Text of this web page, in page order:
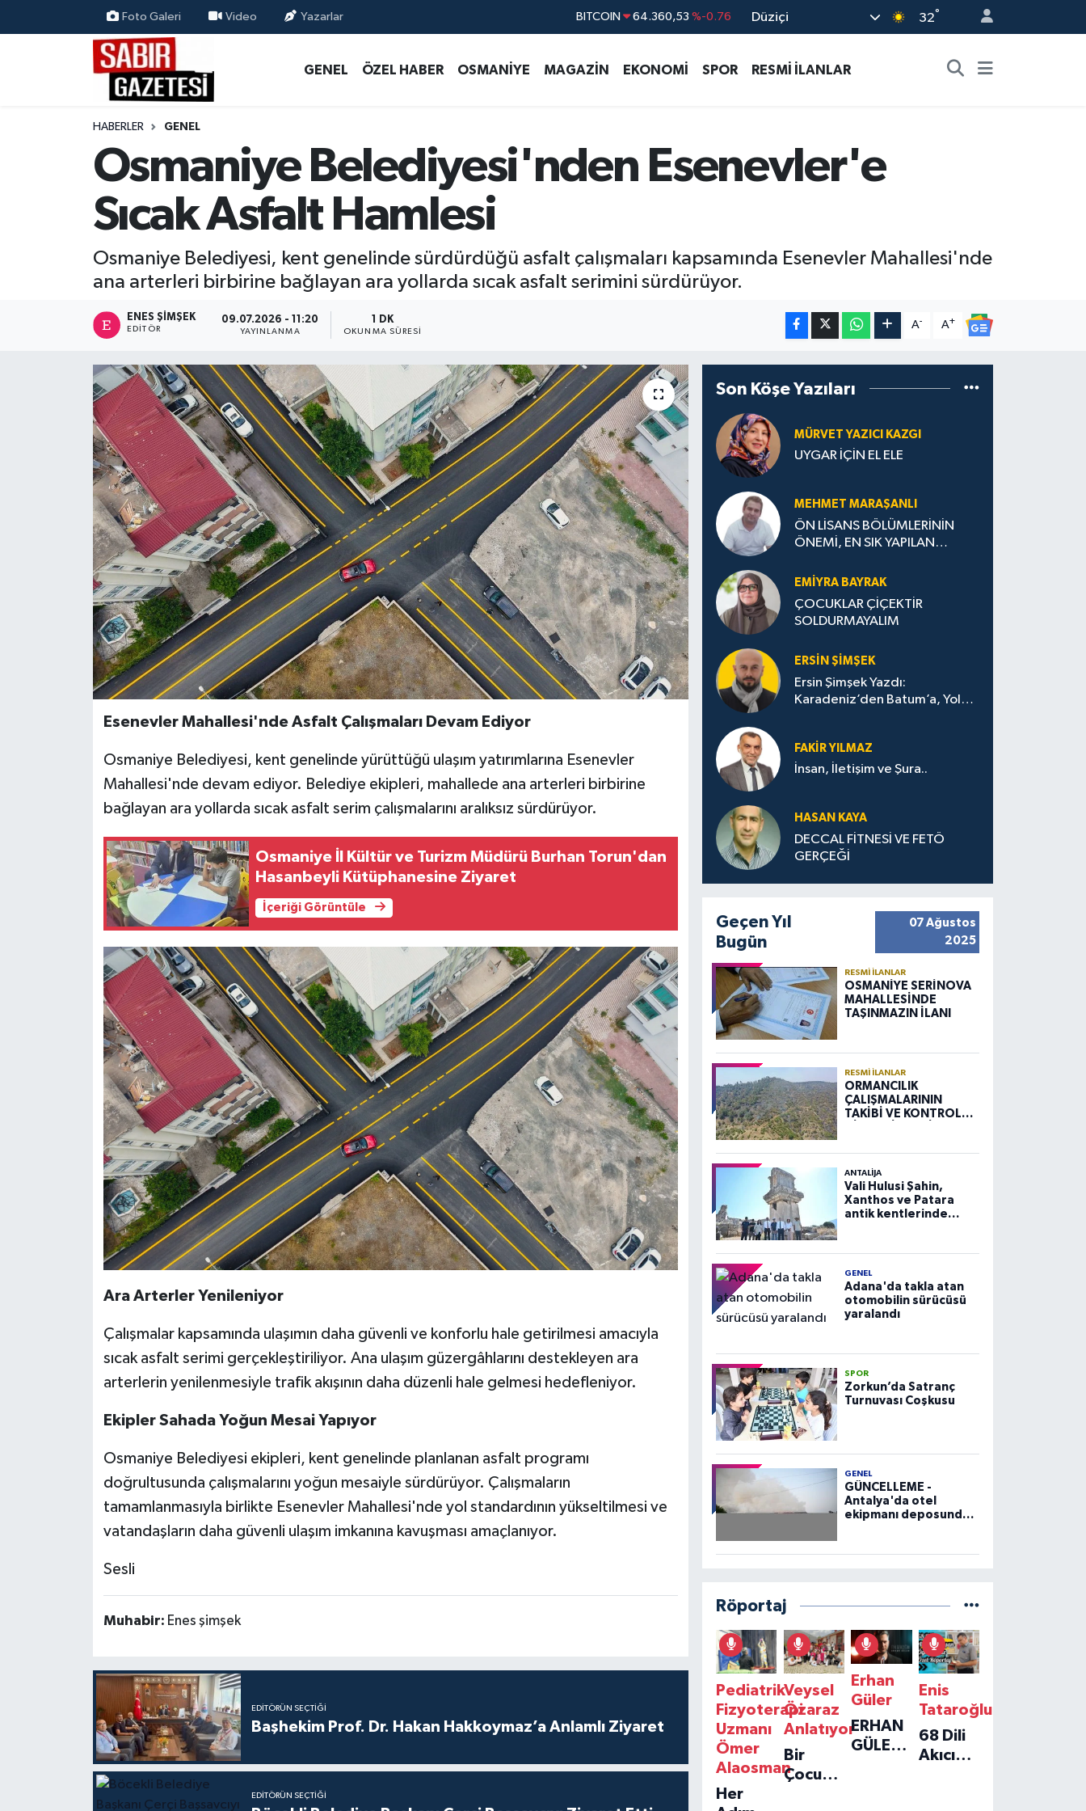
Foto Galeri Video Yazarlar DOLAR 47,7069 %0.17
STERLİN 64,1897 %0.02
BITCOIN 64.360,53 %-0.76
Düziçi 32°
GENEL ÖZEL HABER OSMANİYE MAGAZİN EKONOMİ SPOR RESMİ İLANLAR
HABERLER GENEL
Osmaniye Belediyesi'nden Esenevler'e
Sıcak Asfalt Hamlesi
Osmaniye Belediyesi, kent genelinde sürdürdüğü asfalt çalışmaları kapsamında Esenevler Mahallesi'nde
ana arterleri birbirine bağlayan ara yollarda sıcak asfalt serimini sürdürüyor.
ENES ŞIMŞEK
EDITÖR
09.07.2026 - 11:20
YAYINLANMA
1 DK
OKUNMA SÜRESI
A- A+
Esenevler Mahallesi'nde Asfalt Çalışmaları Devam Ediyor
Osmaniye Belediyesi, kent genelinde yürüttüğü ulaşım yatırımlarına Esenevler
Mahallesi'nde devam ediyor. Belediye ekipleri, mahallede ana arterleri birbirine
bağlayan ara yollarda sıcak asfalt serim çalışmalarını aralıksız sürdürüyor.
Osmaniye İl Kültür ve Turizm Müdürü Burhan Torun'dan
Hasanbeyli Kütüphanesine Ziyaret
İçeriği Görüntüle
Ara Arterler Yenileniyor
Çalışmalar kapsamında ulaşımın daha güvenli ve konforlu hale getirilmesi amacıyla
sıcak asfalt serimi gerçekleştiriliyor. Ana ulaşım güzergâhlarını destekleyen ara
arterlerin yenilenmesiyle trafik akışının daha düzenli hale gelmesi hedefleniyor.
Ekipler Sahada Yoğun Mesai Yapıyor
Osmaniye Belediyesi ekipleri, kent genelinde planlanan asfalt programı
doğrultusunda çalışmalarını yoğun mesaiyle sürdürüyor. Çalışmaların
tamamlanmasıyla birlikte Esenevler Mahallesi'nde yol standardının yükseltilmesi ve
vatandaşların daha güvenli ulaşım imkanına kavuşması amaçlanıyor.
Sesli
Muhabir: Enes şimşek
EDITÖRÜN SEÇTIĞI
Başhekim Prof. Dr. Hakan Hakkoymaz’a Anlamlı Ziyaret
EDITÖRÜN SEÇTIĞI
Son Köşe Yazıları
MÜRVET YAZICI KAZGI
UYGAR İÇİN EL ELE
MEHMET MARAŞANLI
ÖN LİSANS BÖLÜMLERİNİN
ÖNEMİ, EN SIK YAPILAN
STRATEJİLERİ
EMIYRA BAYRAK
ÇOCUKLAR ÇİÇEKTİR
SOLDURMAYALIM
ERSIN ŞIMŞEK
Ersin Şimşek Yazdı:
Karadeniz’den Batum’a, Yolun
FAKIR YILMAZ
İnsan, İletişim ve Şura..
HASAN KAYA
DECCAL FİTNESİ VE FETÖ
GERÇEĞİ
Geçen Yıl
Bugün
07 Ağustos
2025
RESMI İLANLAR
OSMANİYE SERİNOVA
MAHALLESİNDE
TAŞINMAZIN İLANI
RESMI İLANLAR
ORMANCILIK
ÇALIŞMALARININ
TAKİBİ VE KONTROLÜ
ANTALIJA
Vali Hulusi Şahin,
Xanthos ve Patara
antik kentlerinde
GENEL
Adana'da takla atan
otomobilin sürücüsü
yaralandı
SPOR
Zorkun’da Satranç
Turnuvası Coşkusu
GENEL
GÜNCELLEME -
Antalya'da otel
ekipmanı deposunda
Röportaj
Pediatrik
Fizyoterapi
Uzmanı
Ömer
Alaosman
Her
Veysel
Özaraz
Anlatıyor
Bir
Çocuğun
Erhan
Güler
ERHAN
GÜLER'IN
Enis
Tataroğlu
68 Dili
Akıcı
ÖZEL HABER
MAGAZİN
EKONOMİ
RESMİ İLANLAR
Osmaniye Nöbetçi Eczaneler
Osmaniye Hava Durumu
Osmaniye Trafik Yoğunluk Haritası
Süper Lig Puan Durumu ve Fikstür
Tüm Manşetler
Son Dakika Haberleri
Haber Arşivi